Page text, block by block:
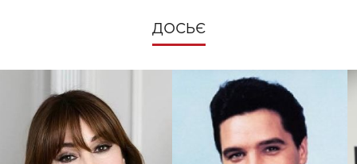
ДОСЬЄ